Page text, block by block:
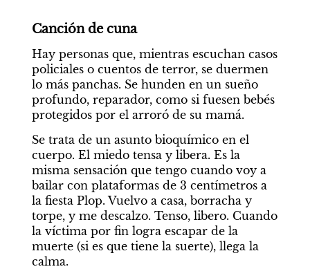
Canción de cuna
Hay personas que, mientras escuchan casos
policiales o cuentos de terror, se duermen
lo más panchas. Se hunden en un sueño
profundo, reparador, como si fuesen bebés
protegidos por el arroró de su mamá.
Se trata de un asunto bioquímico en el
cuerpo. El miedo tensa y libera. Es la
misma sensación que tengo cuando voy a
bailar con plataformas de 3 centímetros a
la fiesta Plop. Vuelvo a casa, borracha y
torpe, y me descalzo. Tenso, libero. Cuando
la víctima por fin logra escapar de la
muerte (si es que tiene la suerte), llega la
calma.